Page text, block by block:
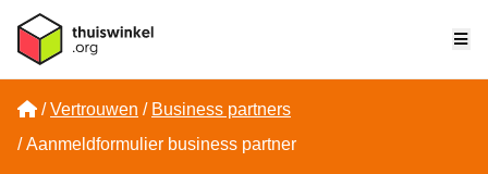
Home
Vertrouwen
Business partners
Aanmeldformulier business partner